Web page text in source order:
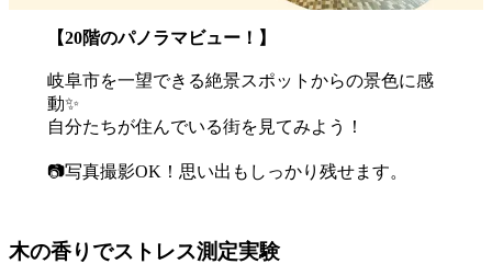
【20階のパノラマビュー！】
岐阜市を一望できる絶景スポットからの景色に感
動✨
自分たちが住んでいる街を見てみよう！
📷写真撮影OK！思い出もしっかり残せます。
木の香りでストレス測定実験